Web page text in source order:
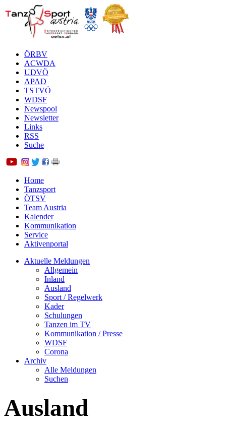
ÖRBV
ACWDA
UDVÖ
APAD
TSTVÖ
WDSF
Newspool
Newsletter
Links
RSS
Suche
Home
Tanzsport
ÖTSV
Team Austria
Kalender
Kommunikation
Service
Aktivenportal
Aktuelle Meldungen
Allgemein
Inland
Ausland
Sport / Regelwerk
Kader
Schulungen
Tanzen im TV
Kommunikation / Presse
WDSF
Corona
Archiv
Alle Meldungen
Suchen
Ausland